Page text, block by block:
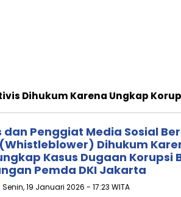
Dihukum Karena Ungkap
dan Penggiat Media Sosial
Dihukum
Kasus Dugaan Korupsi
Pemda DKI Jakarta
| Senin, 19 Januari 2026 - 17:23 WITA